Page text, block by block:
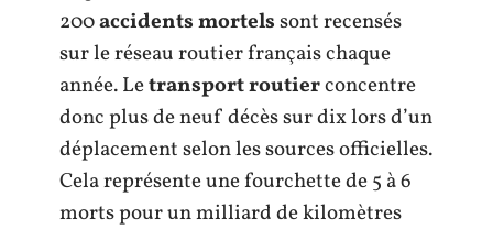
200accidents mortelssont recensés
sur le réseau routier français chaque
année. Letransport routierconcentre
donc plus de neuf décès sur dix lors d’un
déplacement selon les sources officielles.
Cela représente une fourchette de 5 à 6
morts pour un milliard de kilomètres